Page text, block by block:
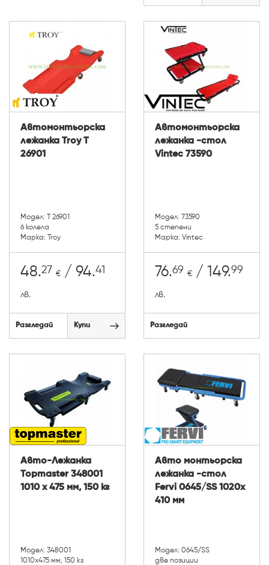
Автомонтьорска
лежанка Troy T
26901
Модел: T 26901
6 колела
Марка: Troy
48.27 € / 94.41
лв.
Разгледай Купи
Автомонтьорска
лежанка -стол
Vintec 73590
Модел: 73590
5 степени
Марка: Vintec
76.69 € / 149.99
лв.
Разгледай
Авто-Лежанка
Topmaster 348001
1010 x 475 мм, 150 кг
Модел: 348001
1010x475 мм, 150 кг
Авто монтьорска
лежанка -стол
Fervi 0645/SS 1020x
410 мм
Модел: 0645/SS
две позиции